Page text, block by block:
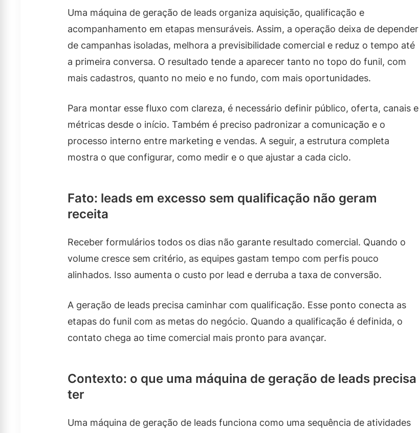
Uma máquina de geração de leads organiza aquisição, qualificação e
acompanhamento em etapas mensuráveis. Assim, a operação deixa de depender
de campanhas isoladas, melhora a previsibilidade comercial e reduz o tempo até
a primeira conversa. O resultado tende a aparecer tanto no topo do funil, com
mais cadastros, quanto no meio e no fundo, com mais oportunidades.
Para montar esse fluxo com clareza, é necessário definir público, oferta, canais e
métricas desde o início. Também é preciso padronizar a comunicação e o
processo interno entre marketing e vendas. A seguir, a estrutura completa
mostra o que configurar, como medir e o que ajustar a cada ciclo.
Fato: leads em excesso sem qualificação não geram
receita
Receber formulários todos os dias não garante resultado comercial. Quando o
volume cresce sem critério, as equipes gastam tempo com perfis pouco
alinhados. Isso aumenta o custo por lead e derruba a taxa de conversão.
A geração de leads precisa caminhar com qualificação. Esse ponto conecta as
etapas do funil com as metas do negócio. Quando a qualificação é definida, o
contato chega ao time comercial mais pronto para avançar.
Contexto: o que uma máquina de geração de leads precisa
ter
Uma máquina de geração de leads funciona como uma sequência de atividades